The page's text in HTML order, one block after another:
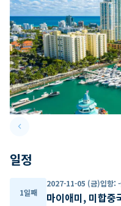
keyboard_arrow_leftPrevious slide
일정
1일째
2027-11-05 (금)입항: -
마이애미, 미합중